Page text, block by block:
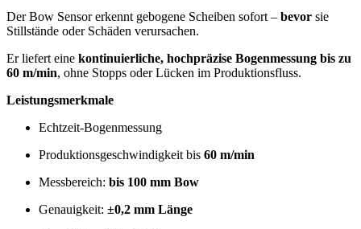
Der Bow Sensor erkennt gebogene Scheiben sofort – bevor sie
Stillstände oder Schäden verursachen.
Er liefert eine kontinuierliche, hochpräzise Bogenmessung bis zu
60 m/min, ohne Stopps oder Lücken im Produktionsfluss.
Leistungsmerkmale
Echtzeit-Bogenmessung
Produktionsgeschwindigkeit bis 60 m/min
Messbereich: bis 100 mm Bow
Genauigkeit: ±0,2 mm Länge